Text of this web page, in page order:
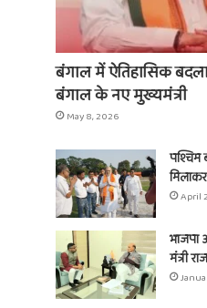
बंगाल में ऐतिहासिक
बंगाल के नए मुख्यमंत्री
May 8, 2026
पश्चिम
April
भाजपा
मंत्री